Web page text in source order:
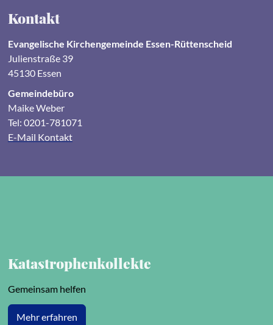
Kontakt
Evangelische Kirchengemeinde Essen-Rüttenscheid
Julienstraße 39
45130 Essen
Gemeindebüro
Maike Weber
Tel: 0201-781071
E-Mail Kontakt
Katastrophenkollekte
Gemeinsam helfen
Mehr erfahren